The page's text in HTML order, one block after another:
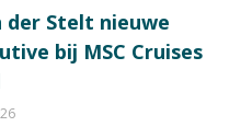
der Stelt nieuwe
bij MSC Cruises